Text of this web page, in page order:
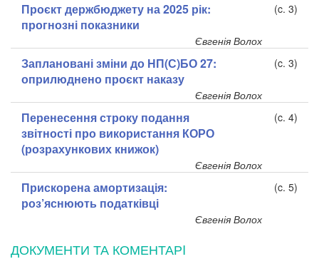
Проєкт держбюджету на 2025 рік:
прогнозні показники
(c. 3)
Євгенія Волох
Заплановані зміни до НП(С)БО 27:
оприлюднено проєкт наказу
(c. 3)
Євгенія Волох
Перенесення строку подання
звітності про використання КОРО
(розрахункових книжок)
(c. 4)
Євгенія Волох
Прискорена амортизація:
роз’яснюють податківці
(c. 5)
Євгенія Волох
ДОКУМЕНТИ ТА КОМЕНТАРI